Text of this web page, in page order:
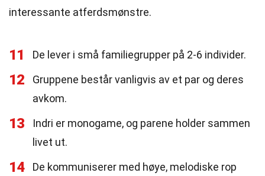
interessante atferdsmønstre.
11 De lever i små familiegrupper på 2-6 individer.
12
Gruppene består vanligvis av et par og deres
avkom.
13
Indri er monogame, og parene holder sammen
livet ut.
14
De kommuniserer med høye, melodiske rop